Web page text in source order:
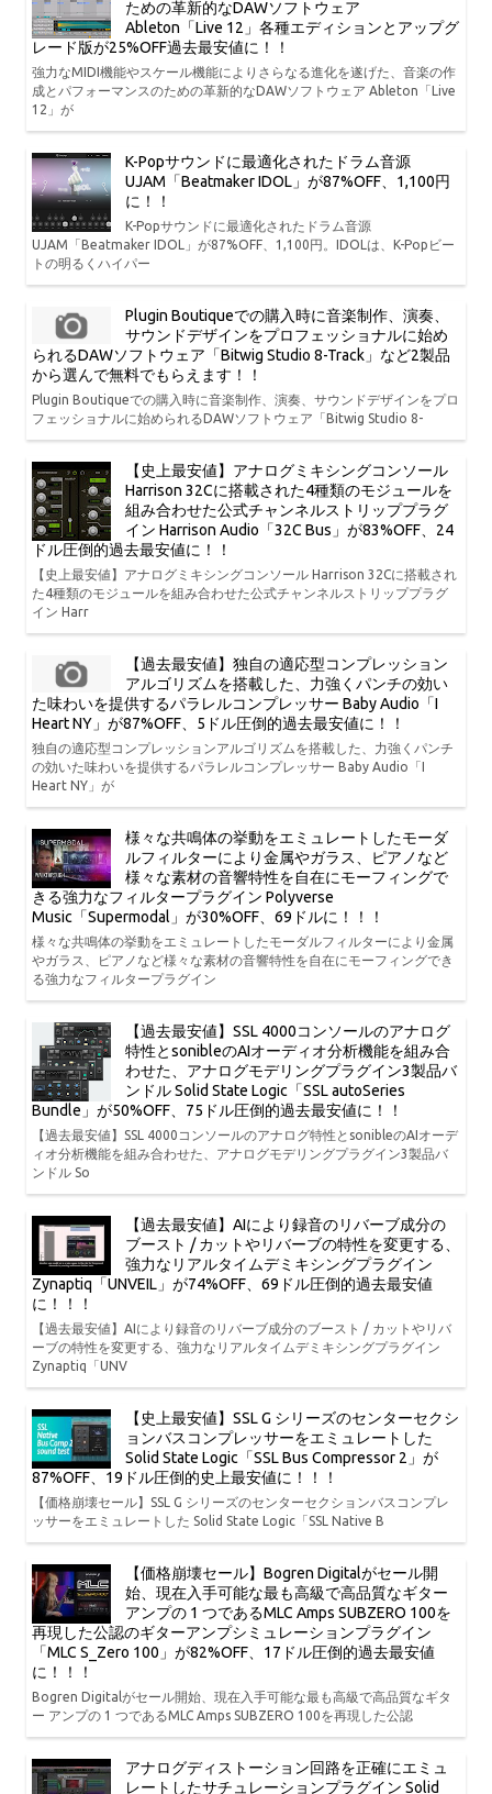
ための革新的なDAWソフトウェア
Ableton「Live 12」各種エディションとアップグ
レード版が25%OFF過去最安値に！！
強力なMIDI機能やスケール機能によりさらなる進化を遂げた、音楽の作
成とパフォーマンスのための革新的なDAWソフトウェア Ableton「Live
12」が
K-Popサウンドに最適化されたドラム音源
UJAM「Beatmaker IDOL」が87%OFF、1,100円
に！！
K-Popサウンドに最適化されたドラム音源
UJAM「Beatmaker IDOL」が87%OFF、1,100円。IDOLは、K-Popビー
トの明るくハイパー
Plugin Boutiqueでの購入時に音楽制作、演奏、
サウンドデザインをプロフェッショナルに始め
られるDAWソフトウェア「Bitwig Studio 8-Track」など2製品
から選んで無料でもらえます！！
Plugin Boutiqueでの購入時に音楽制作、演奏、サウンドデザインをプロ
フェッショナルに始められるDAWソフトウェア「Bitwig Studio 8-
【史上最安値】アナログミキシングコンソール
Harrison 32Cに搭載された4種類のモジュールを
組み合わせた公式チャンネルストリッププラグ
イン Harrison Audio「32C Bus」が83%OFF、24
ドル圧倒的過去最安値に！！
【史上最安値】アナログミキシングコンソール Harrison 32Cに搭載され
た4種類のモジュールを組み合わせた公式チャンネルストリッププラグ
イン Harr
【過去最安値】独自の適応型コンプレッション
アルゴリズムを搭載した、力強くパンチの効い
た味わいを提供するパラレルコンプレッサー Baby Audio「I
Heart NY」が87%OFF、5ドル圧倒的過去最安値に！！
独自の適応型コンプレッションアルゴリズムを搭載した、力強くパンチ
の効いた味わいを提供するパラレルコンプレッサー Baby Audio「I
Heart NY」が
様々な共鳴体の挙動をエミュレートしたモーダ
ルフィルターにより金属やガラス、ピアノなど
様々な素材の音響特性を自在にモーフィングで
きる強力なフィルタープラグイン Polyverse
Music「Supermodal」が30%OFF、69ドルに！！！
様々な共鳴体の挙動をエミュレートしたモーダルフィルターにより金属
やガラス、ピアノなど様々な素材の音響特性を自在にモーフィングでき
る強力なフィルタープラグイン
【過去最安値】SSL 4000コンソールのアナログ
特性とsonibleのAIオーディオ分析機能を組み合
わせた、アナログモデリングプラグイン3製品バ
ンドル Solid State Logic「SSL autoSeries
Bundle」が50%OFF、75ドル圧倒的過去最安値に！！
【過去最安値】SSL 4000コンソールのアナログ特性とsonibleのAIオーデ
ィオ分析機能を組み合わせた、アナログモデリングプラグイン3製品バ
ンドル So
【過去最安値】AIにより録音のリバーブ成分の
ブースト / カットやリバーブの特性を変更する、
強力なリアルタイムデミキシングプラグイン
Zynaptiq「UNVEIL」が74%OFF、69ドル圧倒的過去最安値
に！！！
【過去最安値】AIにより録音のリバーブ成分のブースト / カットやリバ
ーブの特性を変更する、強力なリアルタイムデミキシングプラグイン
Zynaptiq「UNV
【史上最安値】SSL G シリーズのセンターセクシ
ョンバスコンプレッサーをエミュレートした
Solid State Logic「SSL Bus Compressor 2」が
87%OFF、19ドル圧倒的史上最安値に！！！
【価格崩壊セール】SSL G シリーズのセンターセクションバスコンプレ
ッサーをエミュレートした Solid State Logic「SSL Native B
【価格崩壊セール】Bogren Digitalがセール開
始、現在入手可能な最も高級で高品質なギター
アンプの 1 つであるMLC Amps SUBZERO 100を
再現した公認のギターアンプシミュレーションプラグイン
「MLC S_Zero 100」が82%OFF、17ドル圧倒的過去最安値
に！！！
Bogren Digitalがセール開始、現在入手可能な最も高級で高品質なギタ
ー アンプの 1 つであるMLC Amps SUBZERO 100を再現した公認
アナログディストーション回路を正確にエミュ
レートしたサチュレーションプラグイン Solid